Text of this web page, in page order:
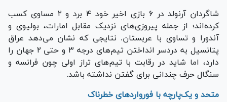
شاگردان آرنولد در ۶ بازی اخیر خود ۴ برد و ۲ مساوی کسب
کرده‌اند؛ از جمله پیروزی‌های نزدیک مقابل امارات، بولیوی و
آندورا و تساوی با عربستان. نتایجی که نشان می‌دهد عراق
پتانسیل به دردسر انداختن تیم‌های درجه ۳ و حتی ۲ جهان را
دارد، اما شاید در رقابت با تیم‌های تراز اولی چون فرانسه و
سنگال حرف چندانی برای گفتن نداشته باشد.
متحد و یک‌پارچه با فوروارد‌های خطرناک